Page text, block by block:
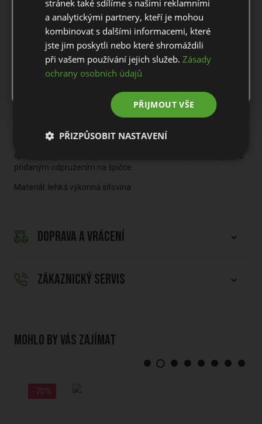
Podešev VersaTrax je navržena s trakčními prvky tak, aby
vytvořila podešev, která je ideální pro výkon na hřišti s
všestranností při nošení na hřišti i mimo něj. Každá trakční zóna
maximalizuje trakci během švihu a poskytuje výjimečnou
přilnavost při chůzi po hřišti.
KOMPLETNÍ PODPORA
Měkká mezipodešev EVA poskytuje zvýšené odpružení pod
nohama, zvýšený komfort a výjimečnou stabilitu.
Performa Sport Last střih nabízí plný charakter zaoblené
špičky, plnější střih na přední části chodidla, úzký střih na patě s
přidaným odpružením na špičce.
Materiál: lehká výkonná síťovina
DOPRAVA A VRÁCENÍ
ZÁKAZNICKÝ SERVIS
Mohlo by vás zajímat
-70%
please use our European website.
Stay on this website
Go to European website
stránek také sdílíme s našimi reklamními
a analytickými partnery, kteří je mohou
kombinovat s dalšími informacemi, které
jste jim poskytli nebo které shromáždili
při vašem používání jejich služeb.Zásady
ochrany osobních údajů
PŘIJMOUT VŠE
PŘIZPŮSOBIT NASTAVENÍ